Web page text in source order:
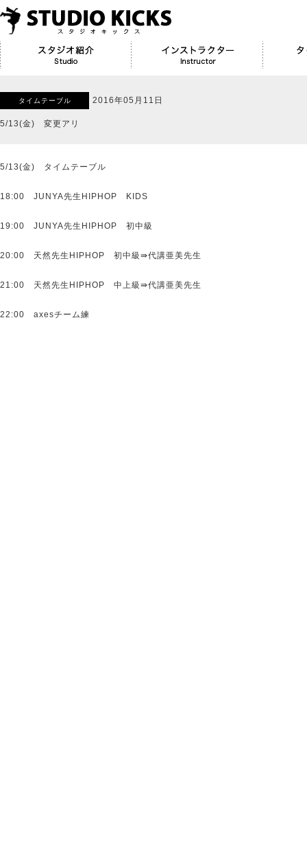
タイムテーブル 2016年05月11日
5/13(金) 変更アリ
5/13(金) タイムテーブル
18:00 JUNYA先生HIPHOP KIDS
19:00 JUNYA先生HIPHOP 初中級
20:00 天然先生HIPHOP 初中級⇛代講亜美先生
21:00 天然先生HIPHOP 中上級⇛代講亜美先生
22:00 axesチーム練